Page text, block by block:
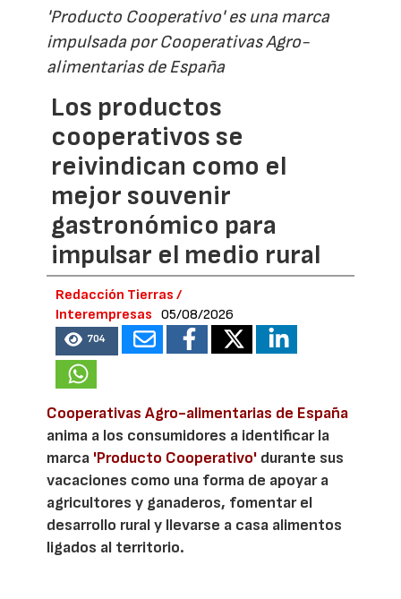
'Producto Cooperativo' es una marca
impulsada por Cooperativas Agro-
alimentarias de España
Los productos
cooperativos se
reivindican como el
mejor souvenir
gastronómico para
impulsar el medio rural
Redacción Tierras /
Interempresas
05/08/2026
704
Cooperativas Agro-alimentarias de España
anima a los consumidores a identificar la
marca 'Producto Cooperativo' durante sus
vacaciones como una forma de apoyar a
agricultores y ganaderos, fomentar el
desarrollo rural y llevarse a casa alimentos
ligados al territorio.